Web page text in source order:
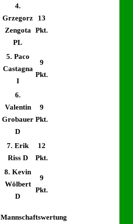
4.
Grzegorz
Zengota
PL
13
Pkt.
5. Paco
Castagna
I
9
Pkt.
6.
Valentin
Grobauer
D
9
Pkt.
7. Erik
Riss D
12
Pkt.
8. Kevin
Wölbert
D
9
Pkt.
Mannschaftswertung